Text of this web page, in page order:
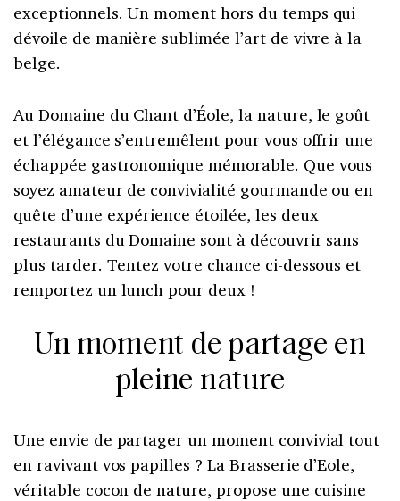
exceptionnels. Un moment hors du temps qui
dévoile de manière sublimée l’art de vivre à la
belge.
Au Domaine du Chant d’Éole, la nature, le goût
et l’élégance s’entremêlent pour vous offrir une
échappée gastronomique mémorable. Que vous
soyez amateur de convivialité gourmande ou en
quête d’une expérience étoilée, les deux
restaurants du Domaine sont à découvrir sans
plus tarder. Tentez votre chance ci-dessous et
remportez un lunch pour deux !
Un moment de partage en
pleine nature
Une envie de partager un moment convivial tout
en ravivant vos papilles ? La Brasserie d’Eole,
véritable cocon de nature, propose une cuisine